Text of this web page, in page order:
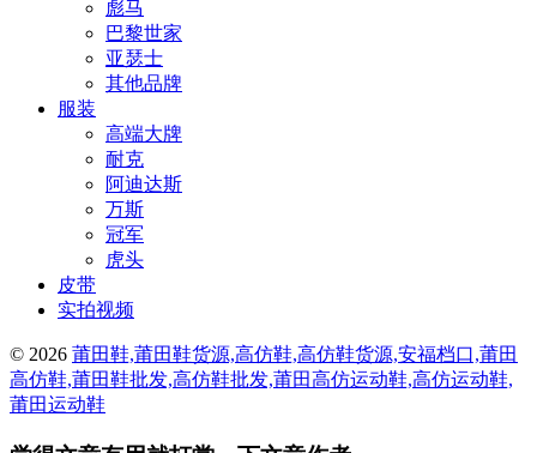
彪马
巴黎世家
亚瑟士
其他品牌
服装
高端大牌
耐克
阿迪达斯
万斯
冠军
虎头
皮带
实拍视频
© 2026 莆田鞋,莆田鞋货源,高仿鞋,高仿鞋货源,安福档口,莆田
高仿鞋,莆田鞋批发,高仿鞋批发,莆田高仿运动鞋,高仿运动鞋,
莆田运动鞋